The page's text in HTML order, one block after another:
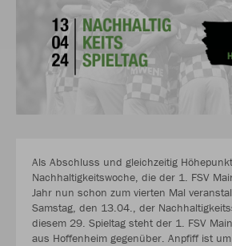
Als Abschluss und gleichzeitig
Nachhaltigkeitswoche, die der 1. FSV
Jahr nun schon zum vierten Mal
Samstag, den 13.04., der
diesem 29. Spieltag steht der 1. FSV
aus Hoffenheim gegenüber. Anpfiff ist